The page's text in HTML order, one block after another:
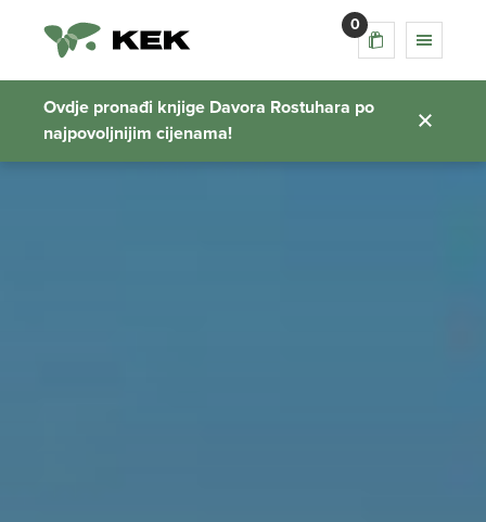
0
Ovdje pronađi knjige Davora Rostuhara po
najpovoljnijim cijenama!